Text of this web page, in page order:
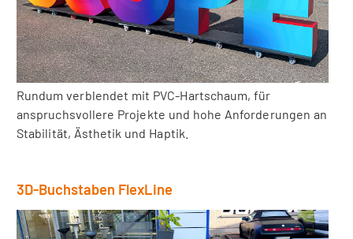
Rundum verblendet mit PVC-Hartschaum, für
anspruchsvollere Projekte und hohe Anforderungen an
Stabilität, Ästhetik und Haptik.
3D-Buchstaben FlexLine